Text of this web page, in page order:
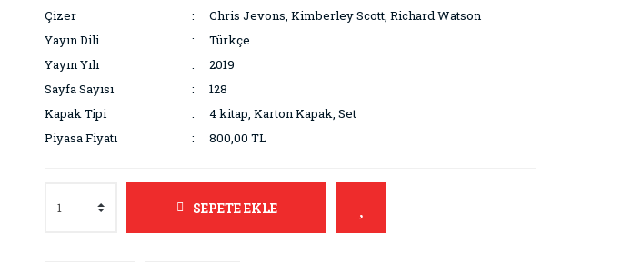
Çizer
Chris Jevons, Kimberley Scott, Richard Watson
Yayın Dili
Türkçe
Yayın Yılı
2019
Sayfa Sayısı
128
Kapak Tipi
4 kitap, Karton Kapak, Set
Piyasa Fiyatı
800,00 TL
SEPETE EKLE